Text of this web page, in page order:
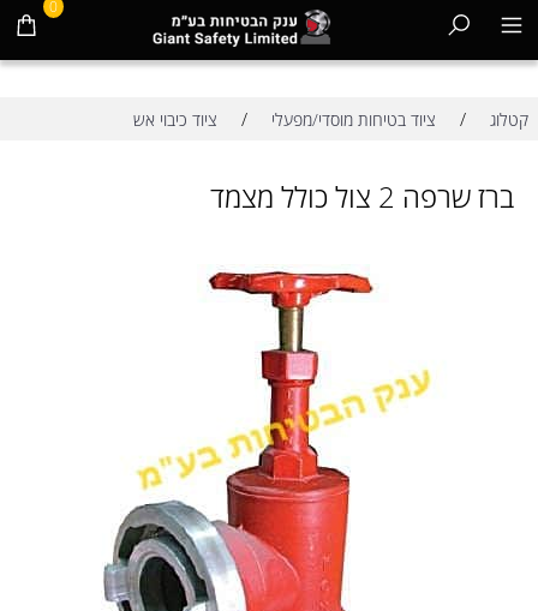
0
קטלוג / ציוד בטיחות מוסדי/מפעלי / ציוד כיבוי אש
ברז שרפה 2 צול כולל מצמד